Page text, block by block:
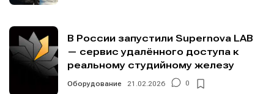
В России запустили Supernova LAB
— сервис удалённого доступа к
реальному студийному железу
Оборудование 21.02.2026 0